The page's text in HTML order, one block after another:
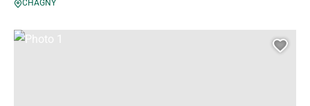
CHAGNY
Photo 1, © Droits gérés